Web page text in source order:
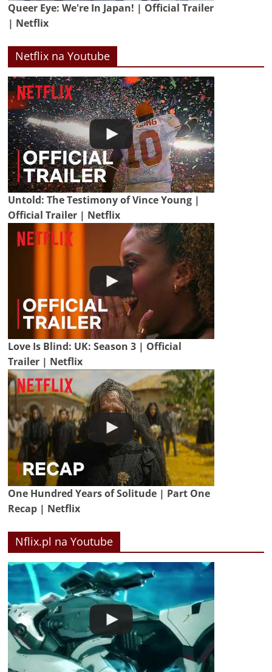
Queer Eye: We're In Japan! | Official Trailer
| Netflix
Netflix na Youtube
Untold: The Testimony of Vince Young |
Official Trailer | Netflix
Love Is Blind: UK: Season 3 | Official
Trailer | Netflix
One Hundred Years of Solitude | Part One
Recap | Netflix
Nflix.pl na Youtube